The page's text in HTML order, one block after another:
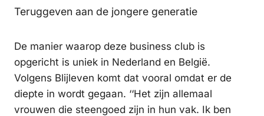
Teruggeven aan de jongere generatie
De manier waarop deze business club is
opgericht is uniek in Nederland en België.
Volgens Blijleven komt dat vooral omdat er de
diepte in wordt gegaan. ‘‘Het zijn allemaal
vrouwen die steengoed zijn in hun vak. Ik ben